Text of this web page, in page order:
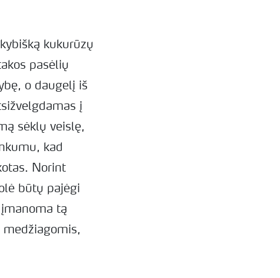
kukurūzų
pasėlių
o daugelį iš
į
sėklų veislę,
kad
Norint
būtų pajėgi
tą